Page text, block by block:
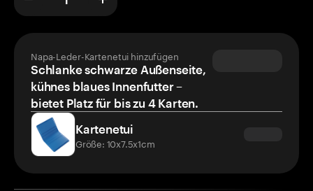
Napa-Leder-Kartenetui hinzufügen
Schlanke schwarze Außenseite,
kühnes blaues Innenfutter –
bietet Platz für bis zu 4 Karten.
Kartenetui
Größe: 10x7.5x1cm